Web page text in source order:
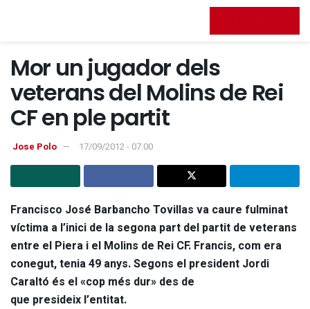
Mor un jugador dels
veterans del Molins de Rei
CF en ple partit
Jose Polo 17/09/2012 - 07:00
Francisco José Barbancho Tovillas va caure fulminat
víctima a l’inici de la segona part del partit de veterans
entre el Piera i el Molins de Rei CF. Francis, com era
conegut, tenia 49 anys. Segons el president Jordi
Caraltó és el «cop més dur» des de
que presideix l’entitat.